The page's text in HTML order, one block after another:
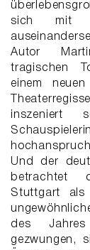
sich mit
Autor
tragischen
einem
inszeniert
Und der
betrachtet
Stuttgart als
des
gezwungen,